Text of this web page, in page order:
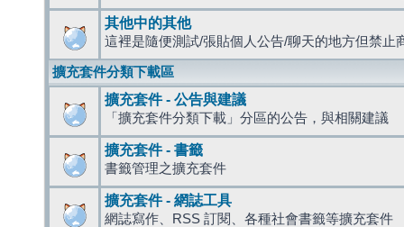
其他中的其他
這裡是隨便測試/張貼個人公告/聊天的地方但禁止
擴充套件分類下載區
擴充套件 - 公告與建議
「擴充套件分類下載」分區的公告，與相關建議
擴充套件 - 書籤
書籤管理之擴充套件
擴充套件 - 網誌工具
網誌寫作、RSS 訂閱、各種社會書籤等擴充套件